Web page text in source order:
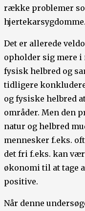
række problemer
hjertekarsygdomme.
Det er allerede
opholder sig mere i
fysisk helbred og
tidligere
og fysiske helbred
områder. Men den
natur og helbred
mennesker f.eks.
det fri f.eks. kan
økonomi til at tage
positive.
Når denne